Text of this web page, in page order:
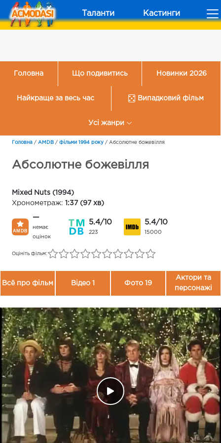
Таланти Кастинги
Головна Що подивитись Новинки 2026
Найкраще за весь час Випадковий фільм
Усі жанри
Головна / AMDB / Фільми 1994 року / Абсолютне божевілля
Абсолютне божевілля
Mixed Nuts (1994)
Хронометраж: 1:37 (97 хв)
—
немає
оцінок
5.4/10
223
5.4/10
15000
Оцініть фільм:
Всё про фільм Відео 1 Фото 19
Актори та
персонажі